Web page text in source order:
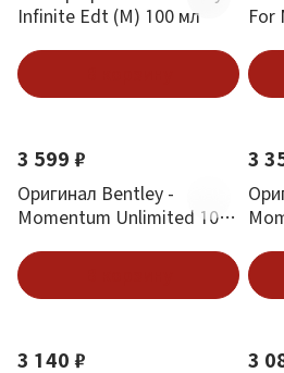
Infinite Edt (M) 100 мл
For
3 599 ₽
Оригинал Bentley -
Momentum Unlimited 100
3
3 140 ₽ 3